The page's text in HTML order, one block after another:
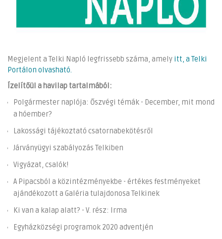
Megjelent a Telki Napló legfrissebb száma, amely itt, a Telki
Portálon olvasható.
Ízelítőül a havilap tartalmából:
Polgármester naplója: Őszvégi témák - December, mit mond
a hóember?
Lakossági tájékoztató csatornabekötésről
Járványügyi szabályozás Telkiben
Vigyázat, csalók!
A Pipacsból a közintézményekbe - értékes festményeket
ajándékozott a Galéria tulajdonosa Telkinek
Ki van a kalap alatt? - V. rész: Irma
Egyházközségi programok 2020 adventjén